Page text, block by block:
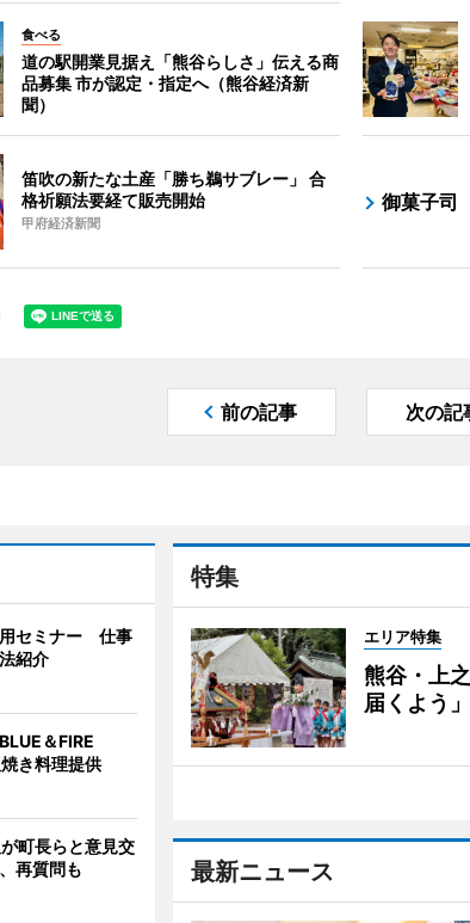
食べる
道の駅開業見据え「熊谷らしさ」伝える商
品募集 市が認定・指定へ（熊谷経済新
聞）
笛吹の新たな土産「勝ち鵜サブレー」 合
格祈願法要経て販売開始
甲府経済新聞
御菓子
前の記事 次の記
特集
エリア特集
熊谷・上
届くよう
最新ニュース
セミナー 仕事
紹介
＆FIRE
き料理提供
町長らと意見交
再質問も